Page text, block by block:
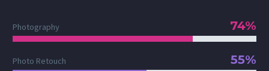
Photography 74%
Photo Retouch 55%